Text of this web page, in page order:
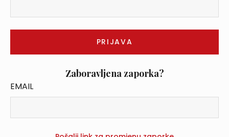
Zaboravljena zaporka?
EMAIL